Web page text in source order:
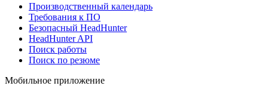
Производственный календарь
Требования к ПО
Безопасный HeadHunter
HeadHunter API
Поиск работы
Поиск по резюме
Мобильное приложение